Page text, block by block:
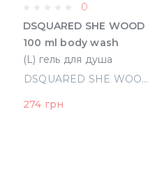
0
DSQUARED SHE WOOD
100 ml body wash
(L) гель для душа
(8011530614034)
DSQUARED SHE WOOD 100 ml body wash (L) гель для душа (8011530614034)
274 грн